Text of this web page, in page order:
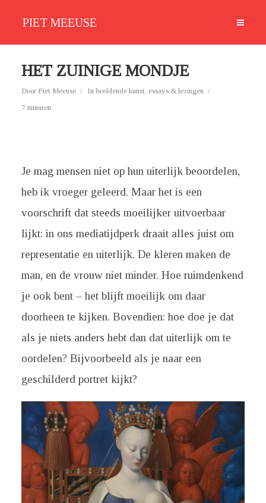
PIET MEEUSE
HET ZUINIGE MONDJE
Door Piet Meeuse In beeldende kunst, essays & lezingen
7 minuten
Je mag mensen niet op hun uiterlijk beoordelen,
heb ik vroeger geleerd. Maar het is een
voorschrift dat steeds moeilijker uitvoerbaar
lijkt: in ons mediatijdperk draait alles juist om
representatie en uiterlijk. De kleren maken de
man, en de vrouw niet minder. Hoe ruimdenkend
je ook bent – het blijft moeilijk om daar
doorheen te kijken. Bovendien: hoe doe je dat
als je niets anders hebt dan dat uiterlijk om te
oordelen? Bijvoorbeeld als je naar een
geschilderd portret kijkt?